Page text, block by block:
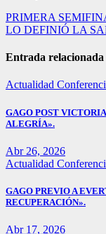
Navegación
de
entradas
PRIMERA
LO DEFINIÓ LA
Entrada relacionada
Actualidad
GAGO POST
ALEGRÍA».
Abr 26, 2026
Actualidad
GAGO PREVIO A
RECUPERACIÓN».
Abr 17, 2026